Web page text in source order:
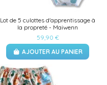
Lot de 5 culottes d'apprentissage à
la propreté - Maiwenn
59,90 €
AJOUTER AU PANIER